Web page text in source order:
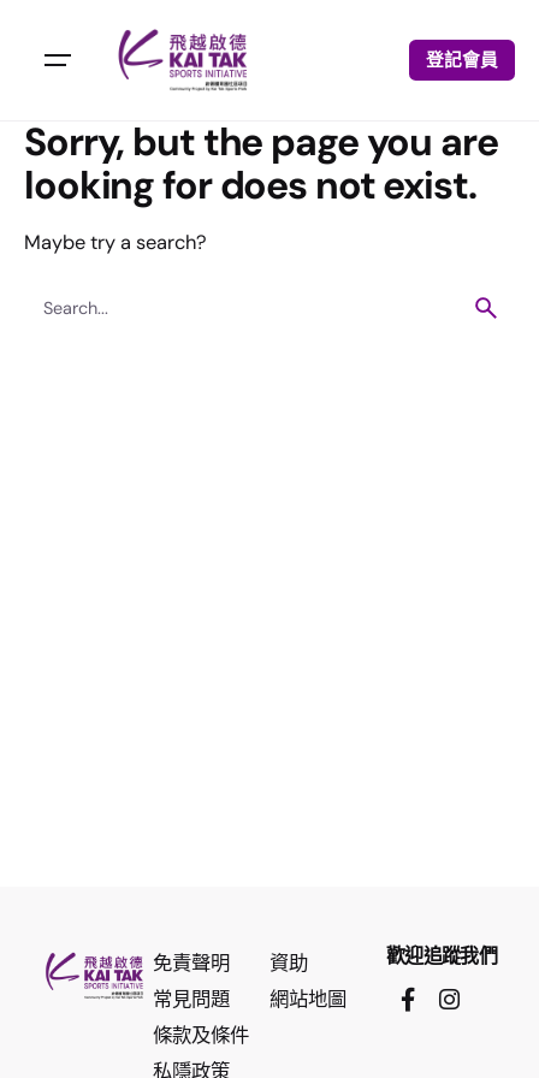
登記會員
Sorry, but the page you are
looking for does not exist.
Maybe try a search?
免責聲明
常見問題
條款及條件
私隱政策
資助
網站地圖
歡迎追蹤我們